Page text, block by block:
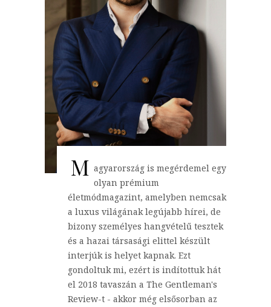
M agyarország is megérdemel egy
olyan prémium
életmódmagazint, amelyben nemcsak
a luxus világának legújabb hírei, de
bizony személyes hangvételű tesztek
és a hazai társasági elittel készült
interjúk is helyet kapnak. Ezt
gondoltuk mi, ezért is indítottuk hát
el 2018 tavaszán a The Gentleman's
Review-t - akkor még elsősorban az